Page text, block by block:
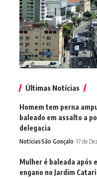
Últimas Notícias
Homem tem perna
baleado em assalto a
delegacia
NoticiasSão Gonçalo 17 de
Mulher é baleada após
engano no Jardim